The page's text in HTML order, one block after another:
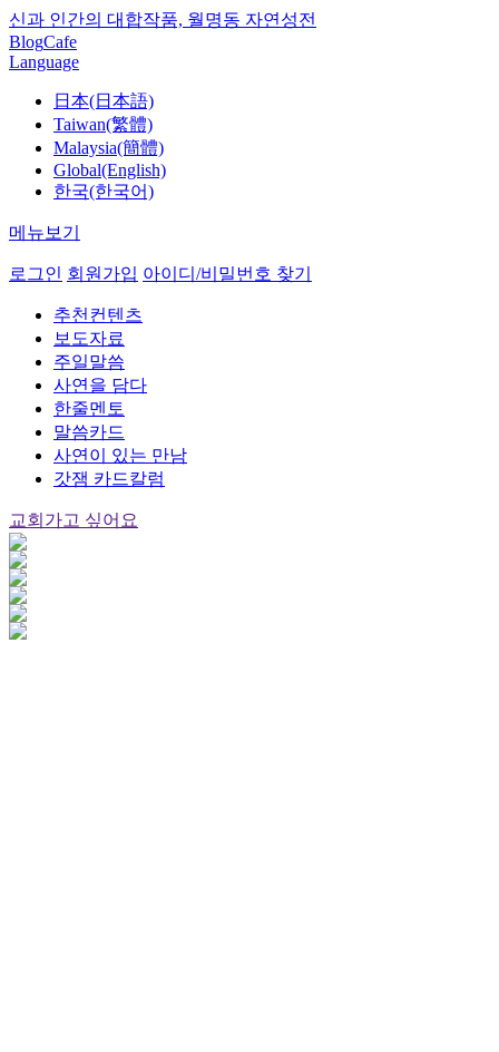
신과 인간의 대합작품, 월명동 자연성전
BlogCafe
Language
日本(日本語)
Taiwan(繁體)
Malaysia(簡體)
Global(English)
한국(한국어)
메뉴보기
로그인 회원가입 아이디/비밀번호 찾기
추천컨텐츠
보도자료
주일말씀
사연을 담다
한줄멘토
말씀카드
사연이 있는 만남
갓잼 카드칼럼
교회가고 싶어요